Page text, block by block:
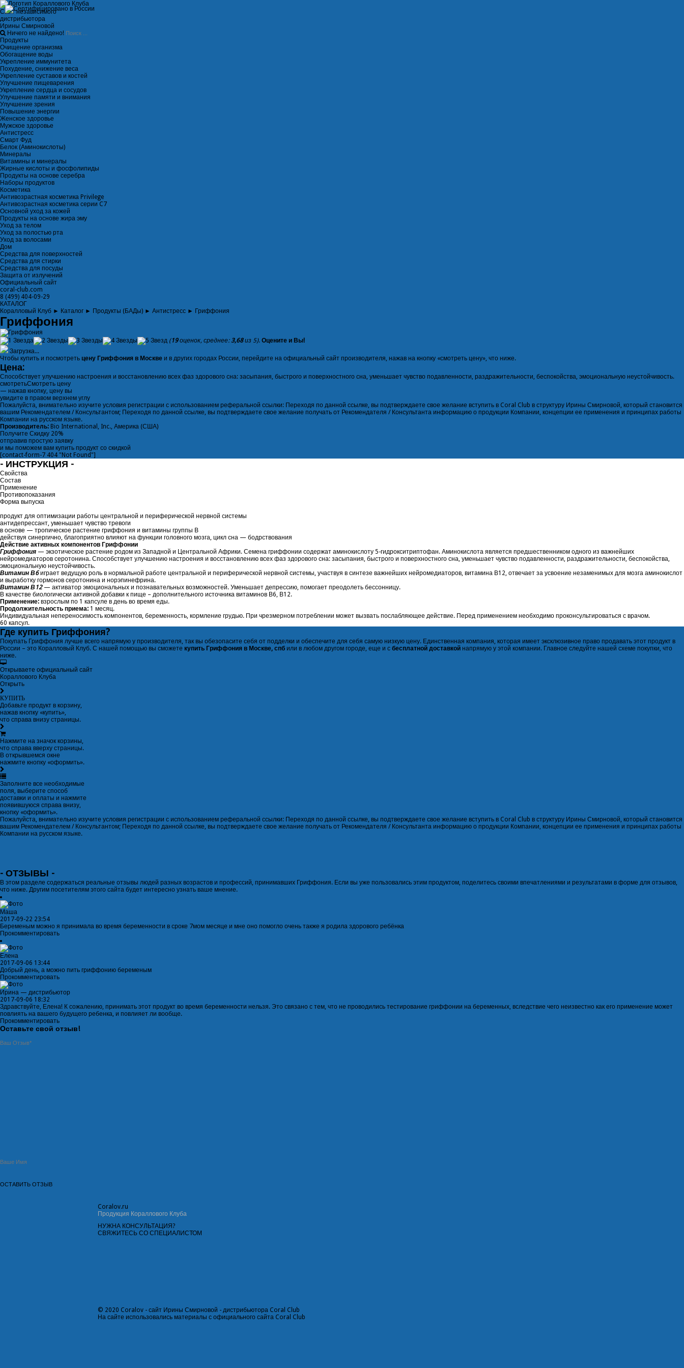
Сайт независимого
дистрибьютора
Ирины Смирновой
Ничего не найдено!
Продукты
Очищение организма
Обогащение воды
Укрепление иммунитета
Похудение, снижение веса
Укрепление суставов и костей
Улучшение пищеварения
Укрепление сердца и сосудов
Улучшение памяти и внимания
Улучшение зрения
Повышение энергии
Женское здоровье
Мужское здоровье
Антистресс
Смарт Фуд
Белок (Аминокислоты)
Минералы
Витамины и минералы
Жирные кислоты и фосфолипиды
Продукты на основе серебра
Наборы продуктов
Косметика
Антивозрастная косметика Privilege
Антивозрастная косметика серии C7
Основной уход за кожей
Продукты на основе жира эму
Уход за телом
Уход за полостью рта
Уход за волосами
Дом
Средства для поверхностей
Средства для стирки
Средства для посуды
Защита от излучений
Официальный сайт
coral-club.com
8 (499) 404-09-29
КАТАЛОГ
Коралловый Клуб ► Каталог ► Продукты (БАДы) ► Антистресс ► Гриффония
Гриффония
(19оценок, среднее:3,68из 5). Оцените и Вы!
Загрузка...
Чтобы купить и посмотреть цену Гриффония в Москве и в других городах России, перейдите на официальный сайт производителя, нажав на кнопку «смотреть цену», что ниже.
Цена:
Способствует улучшению настроения и восстановлению всех фаз здорового сна: засыпания, быстрого и поверхностного сна, уменьшает чувство подавленности, раздражительности, беспокойства, эмоциональную неустойчивость.
смотретьСмотреть цену
— нажав кнопку, цену вы
увидите в правом верхнем углу
Пожалуйста, внимательно изучите условия регистрации с использованием реферальной ссылки: Переходя по данной ссылке, вы подтверждаете свое желание вступить в Coral Club в структуру Ирины Смирновой, который становится
вашим Рекомендателем / Консультантом; Переходя по данной ссылке, вы подтверждаете свое желание получать от Рекомендателя / Консультанта информацию о продукции Компании, концепции ее применения и принципах работы
Компании на русском языке.
Производитель: Bio International, Inc., Америка (США)
Получите Скидку 20%
отправив простую заявку
и мы поможем вам купить продукт со скидкой
[contact-form-7 404 "Not Found"]
- ИНСТРУКЦИЯ -
Свойства
Состав
Применение
Противопоказания
Форма выпуска
продукт для оптимизации работы центральной и периферической нервной системы
антидепрессант, уменьшает чувство тревоги
в основе — тропическое растение гриффония и витамины группы В
действуя синергично, благоприятно влияют на функции головного мозга, цикл сна — бодрствования
Действие активных компонентов Гриффонии
Гриффония — экзотическое растение родом из Западной и Центральной Африки. Семена гриффонии содержат аминокислоту 5-гидрокситриптофан. Аминокислота является предшественником одного из важнейших
нейромедиаторов серотонина. Способствует улучшению настроения и восстановлению всех фаз здорового сна: засыпания, быстрого и поверхностного сна, уменьшает чувство подавленности, раздражительности, беспокойства,
эмоциональную неустойчивость.
Витамин В6играет ведущую роль в нормальной работе центральной и периферической нервной системы, участвуя в синтезе важнейших нейромедиаторов, витамина В12, отвечает за усвоение незаменимых для мозга аминокислот
и выработку гормонов серотонина и норэпинефрина.
Витамин В12— активатор эмоциональных и познавательных возможностей. Уменьшает депрессию, помогает преодолеть бессонницу.
В качестве биологически активной добавки к пище – дополнительного источника витаминов В6, В12.
Применение: взрослым по 1 капсуле в день во время еды.
Продолжительность приема: 1 месяц.
Индивидуальная непереносимость компонентов, беременность, кормление грудью. При чрезмерном потреблении может вызвать послабляющее действие. Перед применением необходимо проконсультироваться с врачом.
60 капсул.
Где купить Гриффония?
Покупать Гриффония лучше всего напрямую у производителя, так вы обезопасите себя от подделки и обеспечите для себя самую низкую цену. Единственная компания, которая имеет эксклюзивное право продавать этот продукт в
России – это Коралловый Клуб. С нашей помощью вы сможете купить Гриффония в Москве, спб или в любом другом городе, еще и с бесплатной доставкой напрямую у этой компании. Главное следуйте нашей схеме покупки, что
ниже.
Открываете официальный сайт
Кораллового Клуба
Открыть
КУПИТЬ
Добавьте продукт в корзину,
нажав кнопку «купить»,
что справа внизу страницы.
Нажмите на значок корзины,
что справа вверху страницы.
В открывшемся окне
нажмите кнопку «оформить».
Заполните все необходимые
поля, выберите способ
доставки и оплаты и нажмите
появившуюся справа внизу,
кнопку «оформить».
Пожалуйста, внимательно изучите условия регистрации с использованием реферальной ссылки: Переходя по данной ссылке, вы подтверждаете свое желание вступить в Coral Club в структуру Ирины Смирновой, который становится
вашим Рекомендателем / Консультантом; Переходя по данной ссылке, вы подтверждаете свое желание получать от Рекомендателя / Консультанта информацию о продукции Компании, концепции ее применения и принципах работы
Компании на русском языке.
- ОТЗЫВЫ -
В этом разделе содержаться реальные отзывы людей разных возрастов и профессий, принимавших Гриффония. Если вы уже пользовались этим продуктом, поделитесь своими впечатлениями и результатами в форме для отзывов,
что ниже. Другим посетителям этого сайта будет интересно узнать ваше мнение.
Маша
2017-09-22 23:54
Беременым можно я принимала во время беременности в сроке 7мом месяце и мне оно помогло очень также я родила здорового ребёнка
Прокомментировать
Елена
2017-09-06 13:44
Добрый день, а можно пить гриффонию беременым
Прокомментировать
Ирина — дистрибьютор
2017-09-06 18:32
Здравствуйте, Елена! К сожалению, принимать этот продукт во время беременности нельзя. Это связано с тем, что не проводились тестирование гриффонии на беременных, вследствие чего неизвестно как его применение может
повлиять на вашего будущего ребенка, и повлияет ли вообще.
Прокомментировать
Оставьте свой отзыв!
Coral ov.ru
Продукция Кораллового Клуба
НУЖНА КОНСУЛЬТАЦИЯ?
СВЯЖИТЕСЬ СО СПЕЦИАЛИСТОМ
© 2020 Coralov - сайт Ирины Смирновой - дистрибьютора Coral Club
На сайте использовались материалы с официального сайта Coral Club